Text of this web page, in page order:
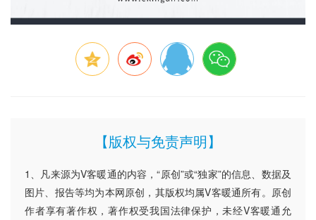
【版权与免责声明】
1、凡来源为V客暖通的内容，“原创”或“独家”的信息、数据及
图片、报告等均为本网原创，其版权均属V客暖通所有。原创
作者享有著作权，著作权受我国法律保护，未经V客暖通允